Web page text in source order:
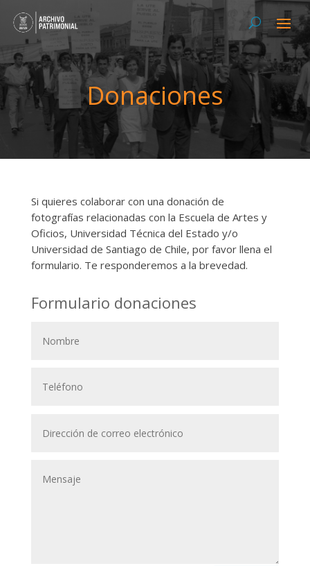
Donaciones
Si quieres colaborar con una donación de
fotografías relacionadas con la Escuela de Artes y
Oficios, Universidad Técnica del Estado y/o
Universidad de Santiago de Chile, por favor llena el
formulario. Te responderemos a la brevedad.
Formulario donaciones